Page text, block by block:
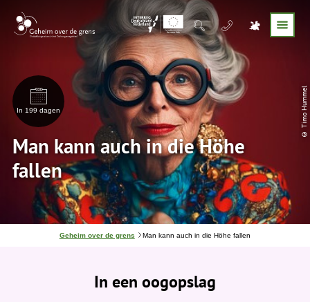
© Timo Hummel
In 199 dagen
Man kann auch in die Höhe
fallen
J
Geheim over de grens Man kann auch in die Höhe fallen
In een oogopslag